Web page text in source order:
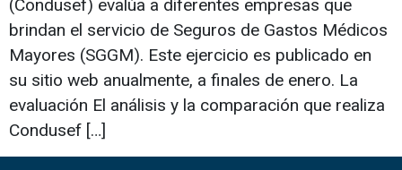
(Condusef) evalúa a diferentes empresas que
brindan el servicio de Seguros de Gastos Médicos
Mayores (SGGM). Este ejercicio es publicado en
su sitio web anualmente, a finales de enero. La
evaluación El análisis y la comparación que realiza
Condusef […]